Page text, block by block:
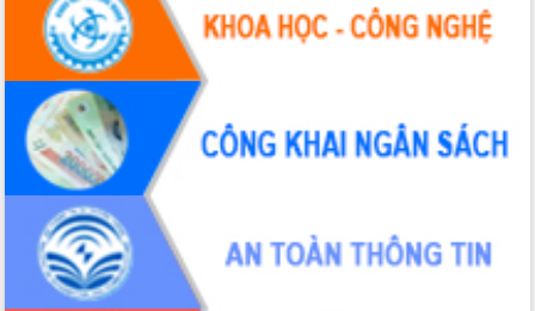
Hội thảo khoa học “Giải pháp thúc đẩy
phát triển nền kinh tế xanh tại tỉnh
Đắk Lắk”
Tăng cường giám sát, đôn đốc thực
hiện nhiệm vụ quản lý tài sản công
hàng tuần
Tháo gỡ những vướng mắc, đẩy mạnh
công tác cải cách thủ tục hành chính
tại Trung tâm Phục vụ hành chính
công tỉnh
Đắk Lắk: Tôn vinh 46 giải pháp tại Hội
thi Sáng tạo Kỹ thuật 2024 - 2025